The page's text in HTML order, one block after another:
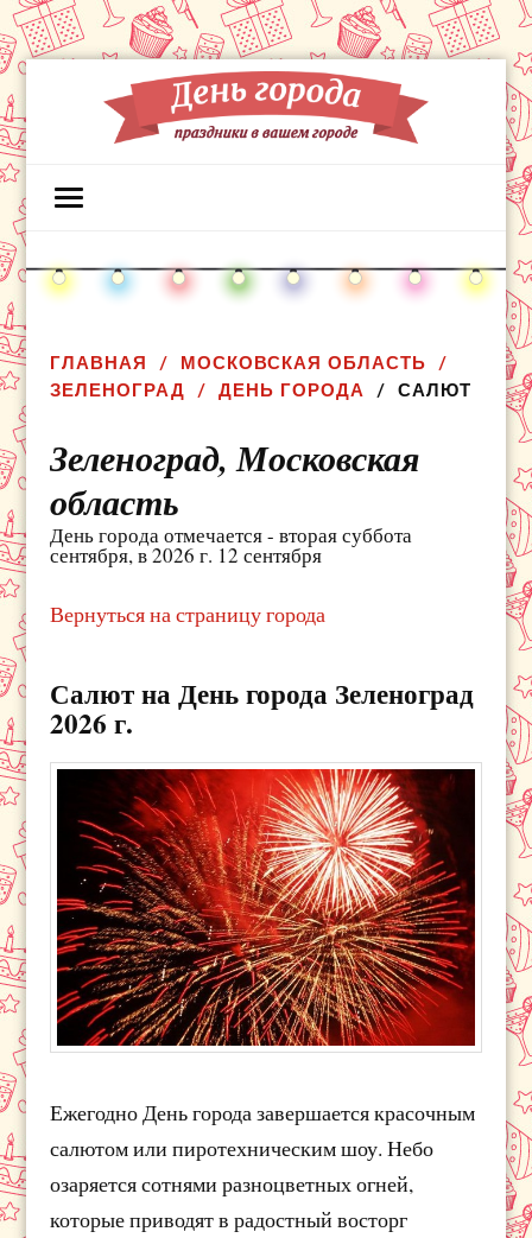
ГЛАВНАЯ
МОСКОВСКАЯ ОБЛАСТЬ
ЗЕЛЕНОГРАД
ДЕНЬ ГОРОДА САЛЮТ
Зеленоград,Московская
область
День города отмечается - вторая суббота
сентября, в 2026 г. 12 сентября
Вернуться на страницу города
Салют на День города Зеленоград
2026 г.
Ежегодно День города завершается красочным
салютом или пиротехническим шоу. Небо
озаряется сотнями разноцветных огней,
которые приводят в радостный восторг